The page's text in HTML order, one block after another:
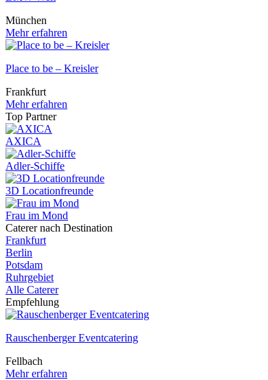
München
Mehr erfahren
Place to be – Kreisler
Frankfurt
Mehr erfahren
Top Partner
AXICA
Adler-Schiffe
3D Locationfreunde
Frau im Mond
Caterer nach Destination
Frankfurt
Berlin
Potsdam
Ruhrgebiet
Alle Caterer
Empfehlung
Rauschenberger Eventcatering
Fellbach
Mehr erfahren